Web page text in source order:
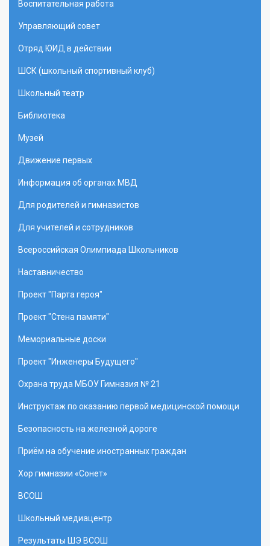
Воспитательная работа
Управляющий совет
Отряд ЮИД в действии
ШСК (школьный спортивный клуб)
Школьный театр
Библиотека
Музей
Движение первых
Информация об органах МВД
Для родителей и гимназистов
Для учителей и сотрудников
Всероссийская Олимпиада Школьников
Наставничество
Проект "Парта героя"
Проект "Стена памяти"
Мемориальные доски
Проект "Инженеры Будущего"
Охрана труда МБОУ Гимназия № 21
Инструктаж по оказанию первой медицинской помощи
Безопасность на железной дороге
Приём на обучение иностранных граждан
Хор гимназии «Сонет»
ВСОШ
Школьный медиацентр
Результаты ШЭ ВСОШ